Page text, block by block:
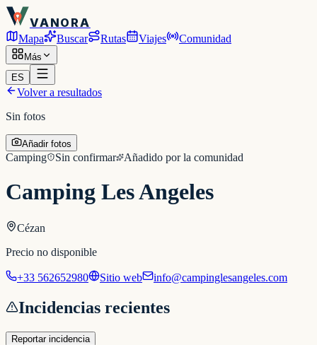
VANORA
Mapa Buscar Rutas Viajes Comunidad
Más
ES
Volver a resultados
Sin fotos
Añadir fotos
Camping Sin confirmar Añadido por la comunidad
Camping Les Angeles
Cézan
Precio no disponible
+33 562652980 Sitio web info@campinglesangeles.com
Incidencias recientes
Reportar incidencia